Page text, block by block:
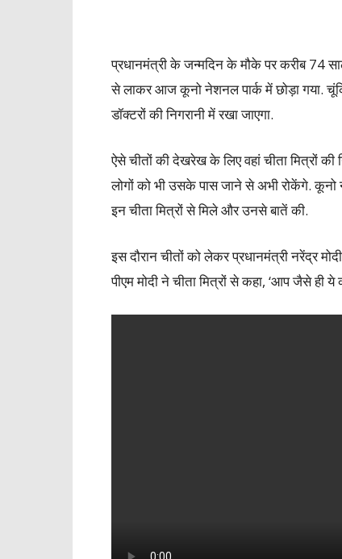
प्रधानमंत्री के जन्मदिन के मौके पर करीब 74
से लाकर आज कूनो नेशनल पार्क में छोड़ा गया.
डॉक्टरों की निगरानी में रखा जाएगा.
ऐसे चीतों की देखरेख के लिए वहां चीता मित्रों की
लोगों को भी उसके पास जाने से अभी रोकेंगे. कूनो
इन चीता मित्रों से मिले और उनसे बातें की.
इस दौरान चीतों को लेकर प्रधानमंत्री नरेंद्र
पीएम मोदी ने चीता मित्रों से कहा, ‘आप जैसे ही